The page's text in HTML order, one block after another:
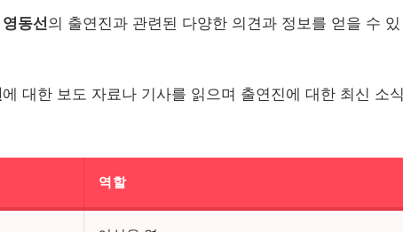
영동선의 출연진과 관련된 다양한 의견과 정보를 얻을 수 있
에 대한 보도 자료나 기사를 읽으며 출연진에 대한 최신 소식
역할